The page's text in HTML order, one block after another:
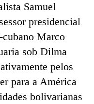
Samuel
presidencial
Marco
sob Dilma
pelos
para a América
bolivarianas